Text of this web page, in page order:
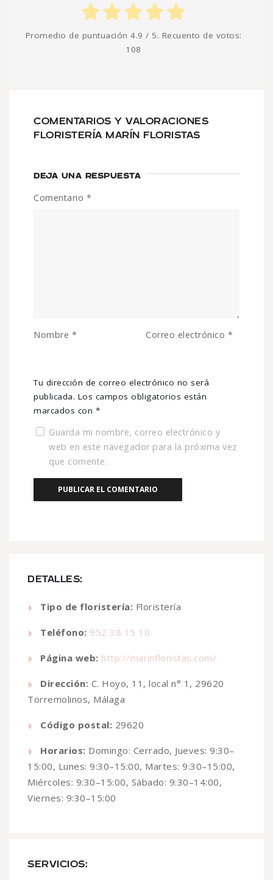
DETALLES:
Tipo de floristería: Floristería
Teléfono: 952 38 15 10
Página web: http://marinfloristas.com/
Dirección: C. Hoyo, 11, local n° 1, 29620
Torremolinos, Málaga
Código postal: 29620
Horarios: Domingo: Cerrado, Jueves: 9:30–
15:00, Lunes: 9:30–15:00, Martes: 9:30–15:00,
Miércoles: 9:30–15:00, Sábado: 9:30–14:00,
Viernes: 9:30–15:00
SERVICIOS:
Promedio de puntuación 4.9 / 5. Recuento de votos:
108
COMENTARIOS Y VALORACIONES
FLORISTERÍA MARÍN FLORISTAS
DEJA UNA RESPUESTA
Tu dirección de correo electrónico no será
publicada. Los campos obligatorios están
marcados con *
Comentario *
Nombre * Correo electrónico *
Guarda mi nombre, correo electrónico y
web en este navegador para la próxima vez
que comente.